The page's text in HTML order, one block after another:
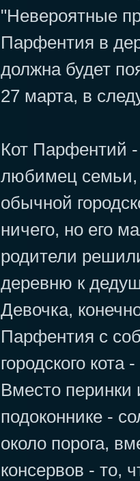
"Невероятные
Парфентия в
должна будет
27 марта, в
Кот Парфентий
любимец семьи,
обычной
ничего, но его
родители
деревню к
Девочка,
Парфентия с
городского
Вместо перинки
подоконнике -
около порога,
консервов - то,